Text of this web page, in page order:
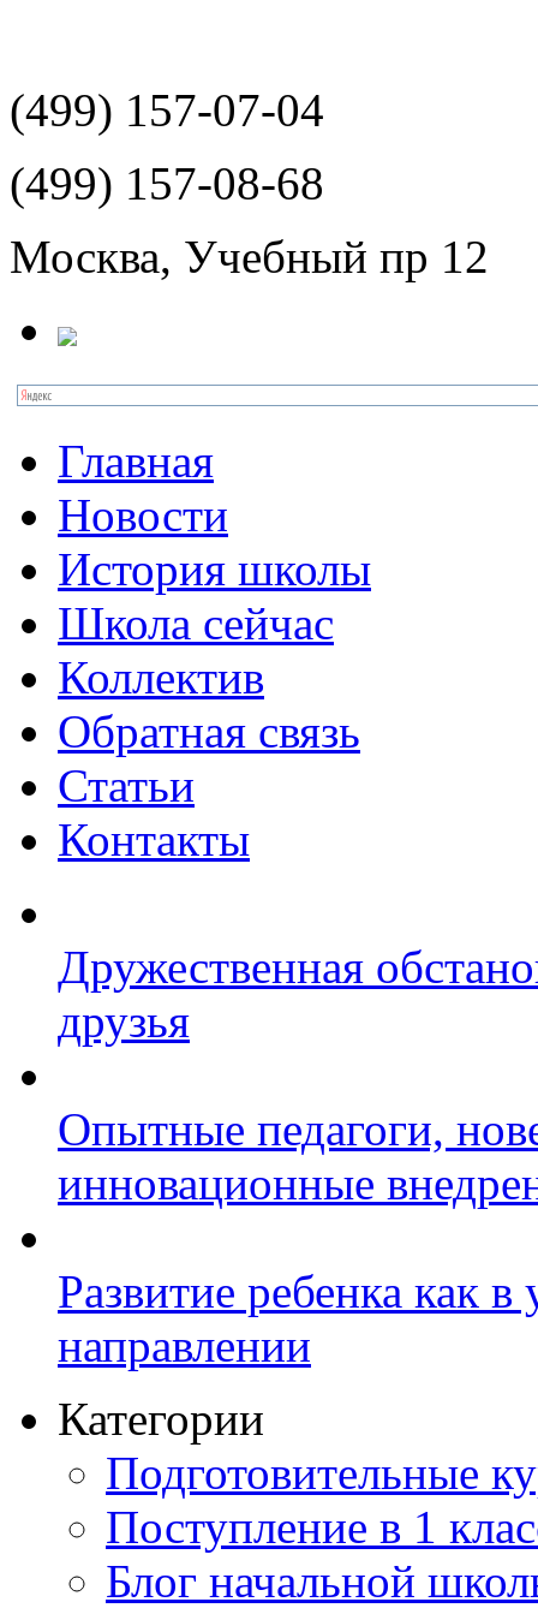
(499) 157-07-04
(499) 157-08-68
Москва, Учебный пр 12
Главная
Новости
История школы
Школа сейчас
Коллектив
Обратная связь
Статьи
Контакты
Дружественная
друзья
Опытные педагоги,
инновационные
Развитие ребенка как
направлении
Категории
Подготовительные
Поступление в 1
Блог начальной